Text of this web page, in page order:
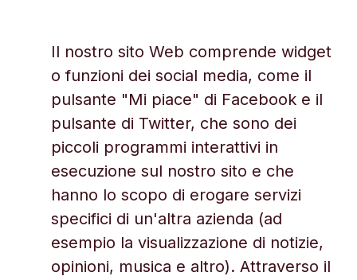
Il nostro sito Web comprende widget
o funzioni dei social media, come il
pulsante "Mi piace" di Facebook e il
pulsante di Twitter, che sono dei
piccoli programmi interattivi in
esecuzione sul nostro sito e che
hanno lo scopo di erogare servizi
specifici di un'altra azienda (ad
esempio la visualizzazione di notizie,
opinioni, musica e altro). Attraverso il